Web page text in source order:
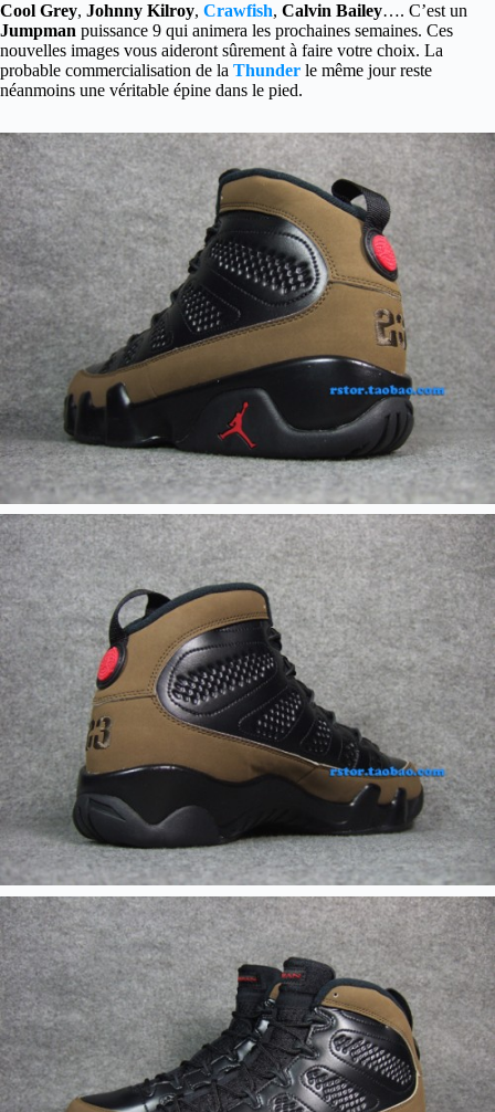
Cool Grey, Johnny Kilroy, Crawfish, Calvin Bailey…. C’est un
Jumpman puissance 9 qui animera les prochaines semaines. Ces
nouvelles images vous aideront sûrement à faire votre choix. La
probable commercialisation de la Thunder le même jour reste
néanmoins une véritable épine dans le pied.